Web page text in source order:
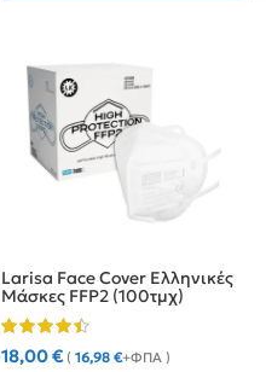
Larisa Face Cover Ελληνικές
Μάσκες FFP2 (100τμχ)
18,00€ ( 16,98 €+ΦΠΑ )